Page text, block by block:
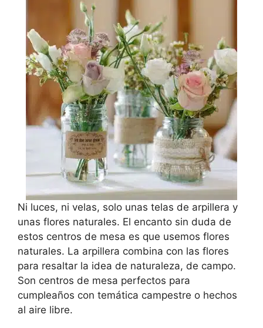
Ni luces, ni velas, solo unas telas de arpillera y
unas flores naturales. El encanto sin duda de
estos centros de mesa es que usemos flores
naturales. La arpillera combina con las flores
para resaltar la idea de naturaleza, de campo.
Son centros de mesa perfectos para
cumpleaños con temática campestre o hechos
al aire libre.